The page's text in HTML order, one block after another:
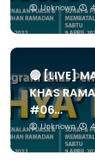
Unknown
🔴 [LIVE]
KHAS
#06...
Unknown